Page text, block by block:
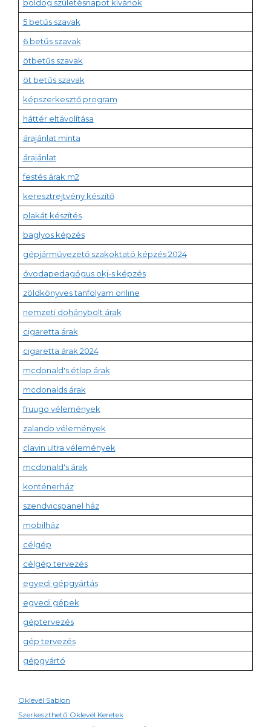
boldog születésnapot kívánok
5 betűs szavak
6 betűs szavak
ötbetűs szavak
öt betűs szavak
képszerkesztő program
háttér eltávolítása
árajánlat minta
árajánlat
festés árak m2
keresztrejtvény készítő
plakát készítés
baglyos képzés
gépjárművezető szakoktató képzés 2024
óvodapedagógus okj-s képzés
zöldkönyves tanfolyam online
nemzeti dohánybolt árak
cigaretta árak
cigaretta árak 2024
mcdonald's étlap árak
mcdonalds árak
fruugo vélemények
zalando vélemények
clavin ultra vélemények
mcdonald's árak
konténerház
szendvicspanel ház
mobilház
célgép
célgép tervezés
egyedi gépgyártás
egyedi gépek
géptervezés
gép tervezés
gépgyártó
Oklevél Sablon
Szerkeszthető Oklevél Keretek